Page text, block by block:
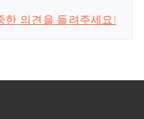
한 의견을 들려주세요!